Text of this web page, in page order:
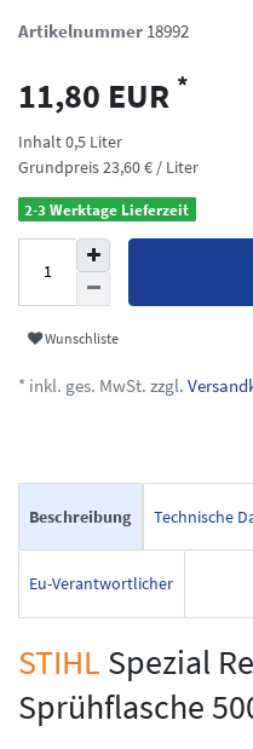
Artikelnummer 18992
11,80 EUR *
Inhalt0,5 Liter
Grundpreis23,60 € / Liter
2-3 Werktage Lieferzeit
Wunschliste
* inkl. ges. MwSt. zzgl.
Beschreibung Technische
Eu-Verantwortlicher
STIHL Spezial
Sprühflasche